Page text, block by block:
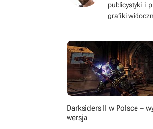
publicystyki i
grafiki
dźwiękowej
Darksiders II w Polsce –
wersja